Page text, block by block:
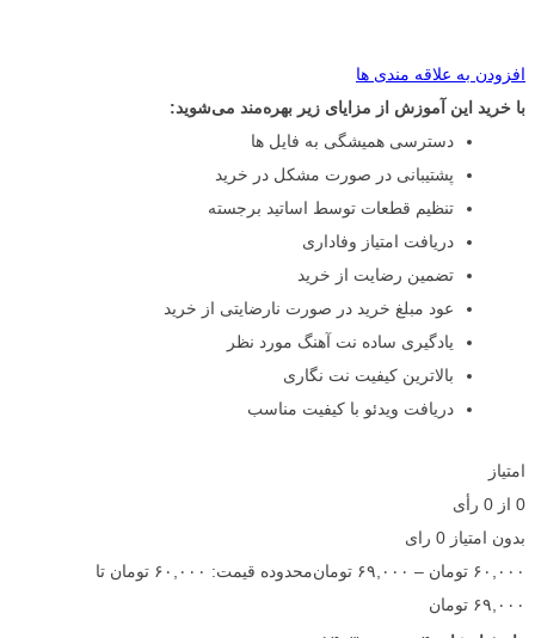
افزودن به علاقه مندی ها
با خرید این آموزش از مزایای زیر بهره‌مند می‌شوید:
دسترسی همیشگی به فایل ها
پشتیبانی در صورت مشکل در خرید
تنظیم قطعات توسط اساتید برجسته
دریافت امتیاز وفاداری
تضمین رضایت از خرید
عود مبلغ خرید در صورت نارضایتی از خرید
یادگیری ساده نت آهنگ مورد نظر
بالاترین کیفیت نت نگاری
دریافت ویدئو با کیفیت مناسب
امتیاز
0 از 0 رأی
بدون امتیاز 0 رای
۶۰,۰۰۰ تومان – ۶۹,۰۰۰ تومان
محدوده قیمت: ۶۰,۰۰۰ تومان تا
۶۹,۰۰۰ تومان